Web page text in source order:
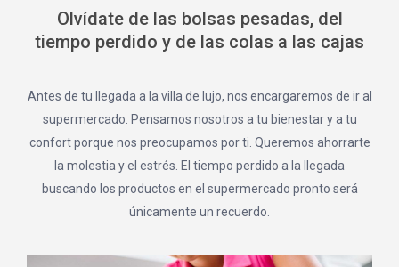
Olvídate de las bolsas pesadas, del
tiempo perdido y de las colas a las cajas
Antes de tu llegada a la villa de lujo, nos encargaremos de ir al
supermercado. Pensamos nosotros a tu bienestar y a tu
confort porque nos preocupamos por ti. Queremos ahorrarte
la molestia y el estrés. El tiempo perdido a la llegada
buscando los productos en el supermercado pronto será
únicamente un recuerdo.